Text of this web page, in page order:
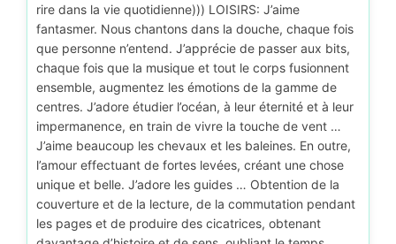
rire dans la vie quotidienne))) LOISIRS: J’aime
fantasmer. Nous chantons dans la douche, chaque fois
que personne n’entend. J’apprécie de passer aux bits,
chaque fois que la musique et tout le corps fusionnent
ensemble, augmentez les émotions de la gamme de
centres. J’adore étudier l’océan, à leur éternité et à leur
impermanence, en train de vivre la touche de vent …
J’aime beaucoup les chevaux et les baleines. En outre,
l’amour effectuant de fortes levées, créant une chose
unique et belle. J’adore les guides … Obtention de la
couverture et de la lecture, de la commutation pendant
les pages et de produire des cicatrices, obtenant